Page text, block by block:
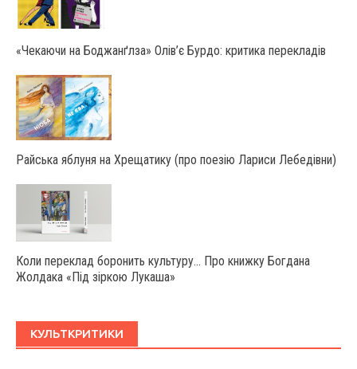
«Чекаючи на Боджанґлза» Олів’є Бурдо: критика перекладів
Райська яблуня на Хрещатику (про поезію Лариси Лебедівни)
Коли переклад боронить культуру… Про книжку Богдана
Жолдака «Під зіркою Лукаша»
КУЛЬТКРИТИКИ